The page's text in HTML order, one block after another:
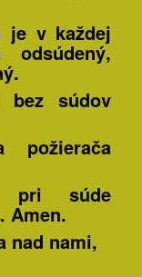
je v každej
súdov
súde
Amen.
nad nami,